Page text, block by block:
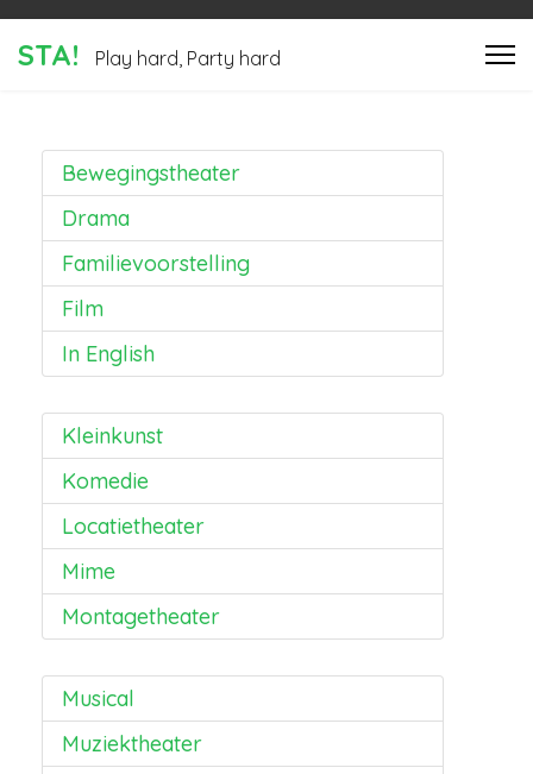
STA! Play hard, Party hard
Bewegingstheater
Drama
Familievoorstelling
Film
In English
Kleinkunst
Komedie
Locatietheater
Mime
Montagetheater
Musical
Muziektheater